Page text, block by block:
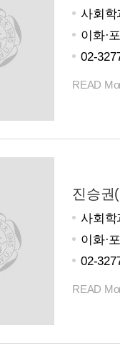
사회학
이화·
02-
READ
진승권
사회학
이화·
02-
READ